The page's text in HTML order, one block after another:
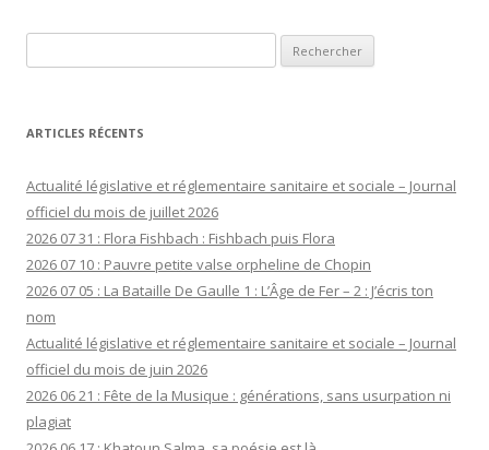
ARTICLES RÉCENTS
Actualité législative et réglementaire sanitaire et sociale – Journal
officiel du mois de juillet 2026
2026 07 31 : Flora Fishbach : Fishbach puis Flora
2026 07 10 : Pauvre petite valse orpheline de Chopin
2026 07 05 : La Bataille De Gaulle 1 : L’Âge de Fer – 2 : J’écris ton
nom
Actualité législative et réglementaire sanitaire et sociale – Journal
officiel du mois de juin 2026
2026 06 21 : Fête de la Musique : générations, sans usurpation ni
plagiat